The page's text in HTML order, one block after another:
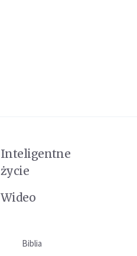
Inteligentne
życie
Wideo
Biblia